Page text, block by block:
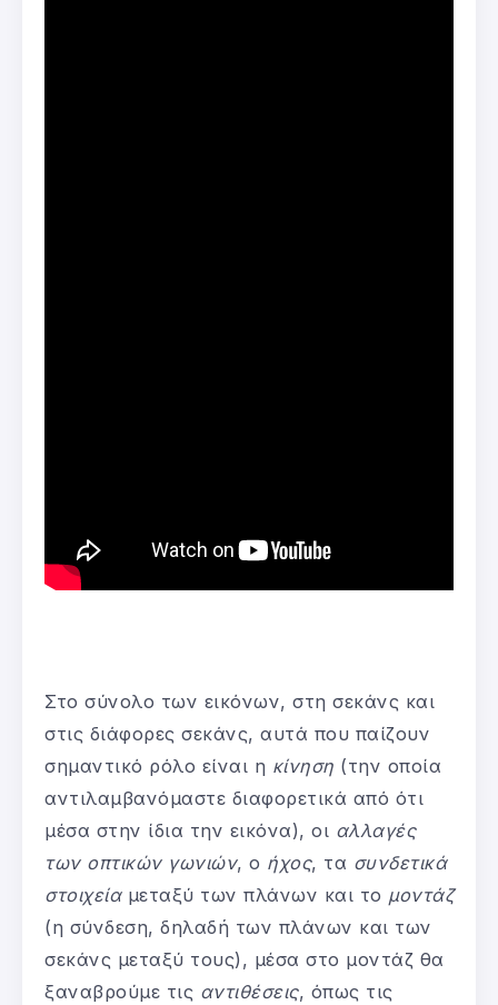
Στο σύνολο των εικόνων, στη σεκάνς και
στις διάφορες σεκάνς, αυτά που παίζουν
σημαντικό ρόλο είναι η κίνηση (την οποία
αντιλαμβανόμαστε διαφορετικά από ότι
μέσα στην ίδια την εικόνα), οι αλλαγές
των οπτικών γωνιών, ο ήχος, τα συνδετικά
στοιχεία μεταξύ των πλάνων και το μοντάζ
(η σύνδεση, δηλαδή των πλάνων και των
σεκάνς μεταξύ τους), μέσα στο μοντάζ θα
ξαναβρούμε τις αντιθέσεις, όπως τις